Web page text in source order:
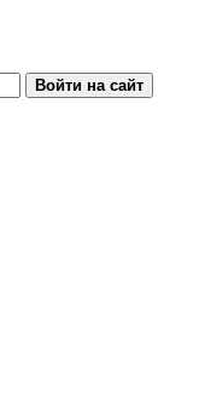
Войти на сайт